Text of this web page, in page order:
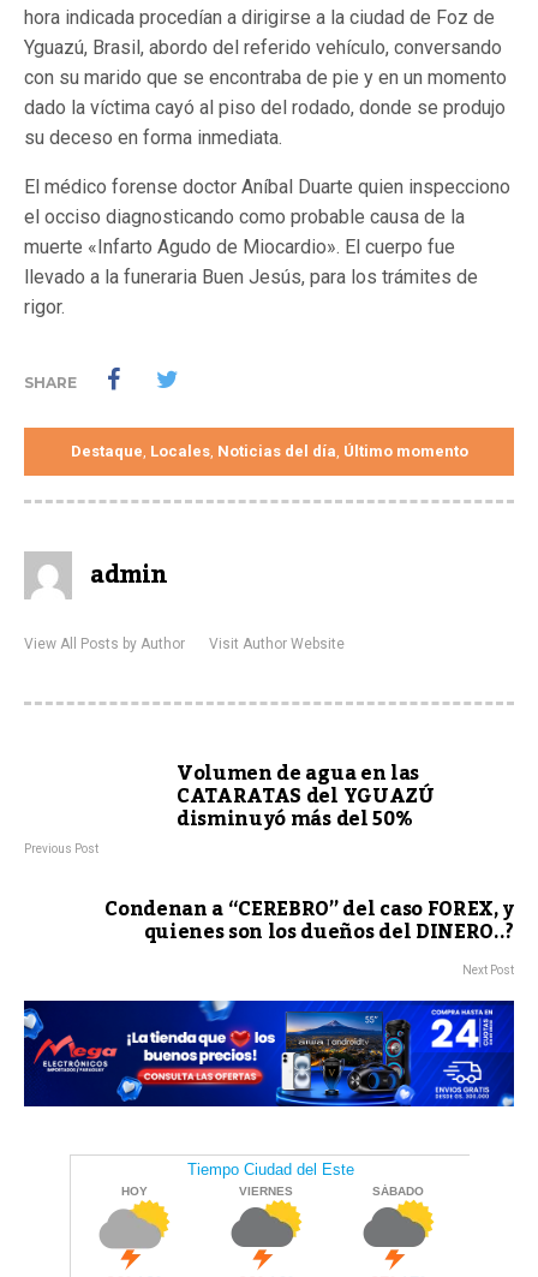
hora indicada procedían a dirigirse a la ciudad de Foz de
Yguazú, Brasil, abordo del referido vehículo, conversando
con su marido que se encontraba de pie y en un momento
dado la víctima cayó al piso del rodado, donde se produjo
su deceso en forma inmediata.
El médico forense doctor Aníbal Duarte quien inspecciono
el occiso diagnosticando como probable causa de la
muerte «Infarto Agudo de Miocardio». El cuerpo fue
llevado a la funeraria Buen Jesús, para los trámites de
rigor.
SHARE
Destaque Locales, Noticias del día Último momento
admin
View All Posts by Author Visit Author Website
Volumen de agua en las
CATARATAS del YGUAZÚ
disminuyó más del 50%
Previous Post
Condenan a “CEREBRO” del caso FOREX, y
quienes son los dueños del DINERO..?
Next Post